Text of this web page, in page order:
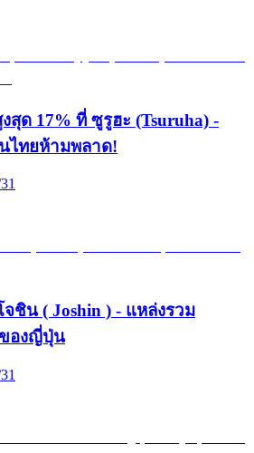
ด 17% ที่ ซูรูฮะ (Tsuruha) -
ทยห้ามพลาด!
ชิน ( Joshin ) - แหล่งรวม
องญี่ปุ่น